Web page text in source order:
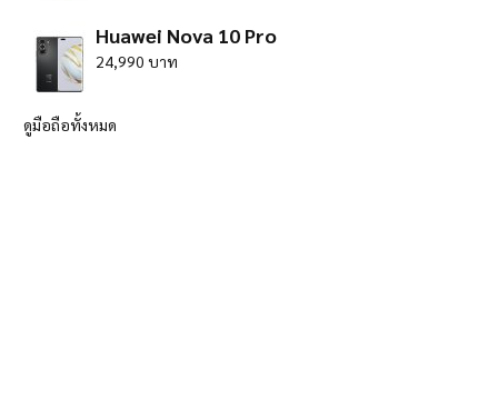
Huawei Nova 10 Pro
24,990 บาท
ดูมือถือทั้งหมด